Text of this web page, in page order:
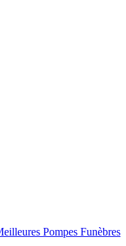
Pompes Funèbres